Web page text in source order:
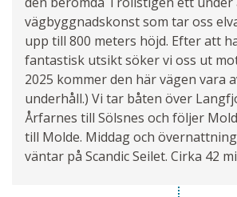
vägbyggnadskonst som tar oss
upp till 800 meters höjd. Efter att
fantastisk utsikt söker vi oss ut
2025 kommer den här vägen vara
underhåll.) Vi tar båten över
Årfarnes till Sölsnes och följer
till Molde. Middag och
väntar på Scandic Seilet. Cirka 42